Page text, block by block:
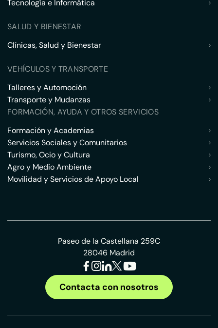
Tecnología e Informática
›
SALUD Y BIENESTAR
Clínicas, Salud y Bienestar
›
VEHÍCULOS Y TRANSPORTE
Talleres y Automoción
›
Transporte y Mudanzas
›
FORMACIÓN, AYUDA Y OTROS SERVICIOS
Formación y Academias
›
Servicios Sociales y Comunitarios
›
Turismo, Ocio y Cultura
›
Agro y Medio Ambiente
›
Movilidad y Servicios de Apoyo Local
›
Paseo de la Castellana 259C
28046 Madrid
Contacta con nosotros